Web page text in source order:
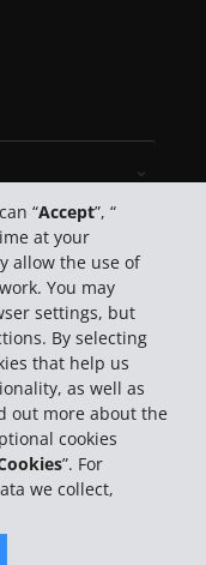
“Accept”, “
at your
allow the use of
You may
settings, but
By selecting
that help us
as well as
out more about the
cookies
”. For
we collect,